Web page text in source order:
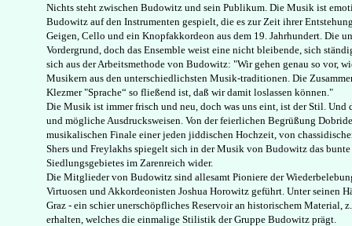
Nichts steht zwischen Budowitz und sein Publikum. Die Musik ist
Budowitz auf den Instrumenten gespielt, die es zur Zeit ihrer
Geigen, Cello und ein Knopfakkordeon aus dem 19. Jahrhundert. Die
Vordergrund, doch das Ensemble weist eine nicht bleibende, sich
sich aus der Arbeitsmethode von Budowitz: "Wir gehen genau so vor,
Musikern aus den unterschiedlichsten Musik-traditionen. Die
Klezmer "Sprache“ so fließend ist, daß wir damit loslassen können."
Die Musik ist immer frisch und neu, doch was uns eint, ist der Stil.
und mögliche Ausdrucksweisen. Von der feierlichen Begrüßung
musikalischen Finale einer jeden jiddischen Hochzeit, von
Shers und Freylakhs spiegelt sich in der Musik von Budowitz das
Siedlungsgebietes im Zarenreich wider.
Die Mitglieder von Budowitz sind allesamt Pioniere der
Virtuosen und Akkordeonisten Joshua Horowitz geführt. Unter seinen
Graz - ein schier unerschöpfliches Reservoir an historischem Material,
erhalten, welches die einmalige Stilistik der Gruppe Budowitz prägt.